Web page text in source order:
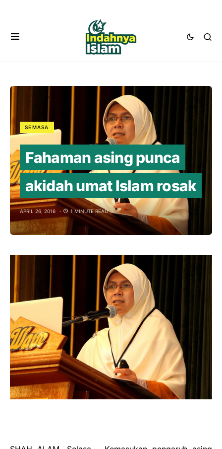
SEMASA
Fahaman asing punca
akidah umat Islam rosak
APRIL 26, 2016 1 MINUTE READ